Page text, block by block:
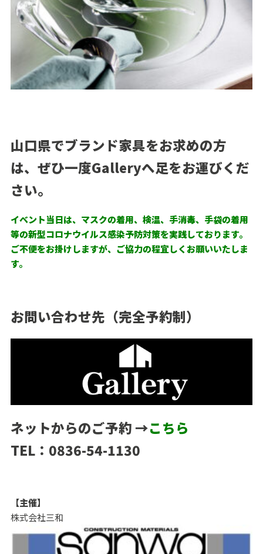
山口県でブランド家具をお求めの方
は、ぜひ一度Galleryへ足をお運びくだ
さい。
イベント当日は、マスクの着用、検温、手消毒、手袋の着用
等の新型コロナウイルス感染予防対策を実践しております。
ご不便をお掛けしますが、ご協力の程宜しくお願いいたしま
す。
お問い合わせ先（完全予約制）
ネットからのご予約 →こちら
TEL：0836-54-1130
【主催】
株式会社三和